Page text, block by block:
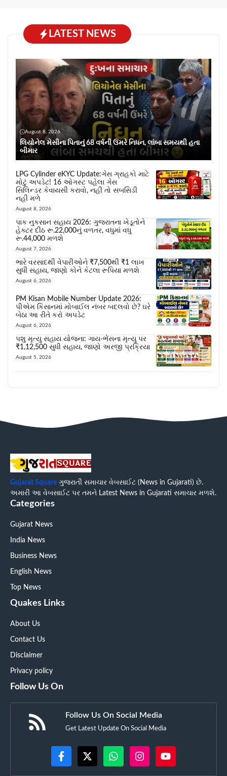
LATEST NEWS
August 8, 2026
લિયોનેલ મેસીના પિતાનું 68 વર્ષની ઉંમરે નિધન, લાંબા સમયથી હતા
બીમાર
LPG Cylinder eKYC Update:ગેસ ગ્રાહકો માટે
મોટું અપડેટ! 16 ઓગસ્ટ પહેલા ગેસ
સિલિન્ડર કેવાયસી કરાવો, નહીં તો સબસિડી
નહીં મળે
August 8, 2026
પાક નુકસાન સહાય 2026: ગુજરાતના ખેડૂતોને
હેક્ટર દીઠ રૂ.22,000નું વળતર, વધુમાં વધુ
રૂ.44,000 મળશે
August 7, 2026
ભારે વરસાદથી વેપારીઓને ₹7,500થી ₹1 લાખ
સુધી સહાય, જાણો કોને કેટલા રૂપિયા મળશે
August 6, 2026
PM Kisan Mobile Number Update 2026:
પીએમ કિસાનમાં મોબાઈલ નંબર બદલવો છે? ઘરે
બેઠા આ રીતે કરો અપડેટ
August 6, 2026
પશુ મૃત્યુ સહાય યોજના: ગાય-ભેંસના મૃત્યુ પર
₹1,12,500 સુધી સહાય, જાણો અરજી પ્રક્રિયા
August 5, 2026
Gujarat Square ગુજરાતી સમાચાર વેબસાઈટ (News in Gujarati) છે.
અમારી આ વેબસાઈટ પર તમને Latest News in Gujarati સમાચાર મળશે.
Categories
Gujarat News
India News
Business News
English News
Top News
Quakes Links
About Us
Contact Us
Disclaimer
Privacy policy
Follow Us On
Follow Us On Social Media
Get Latest Update On Social Media